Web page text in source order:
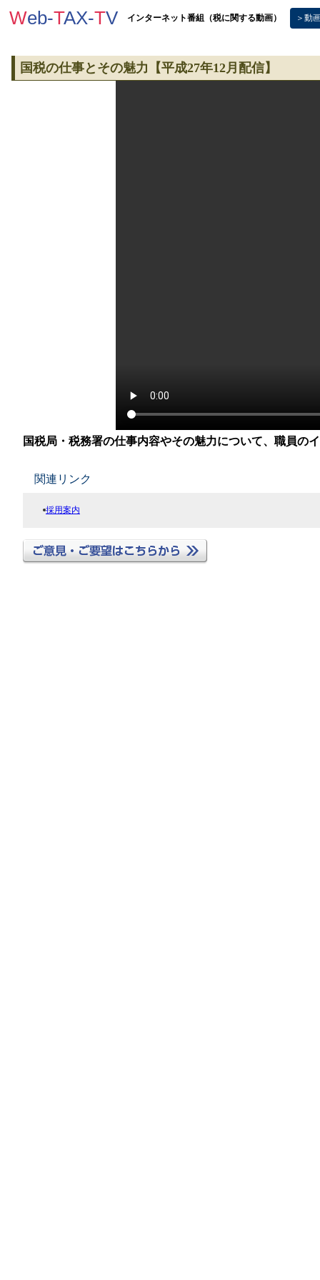
Web-TAX-TV インターネット番組（税に関する動画） ＞動
国税の仕事とその魅力【平成27年12月配信】
国税局・税務署の仕事内容やその魅力について、職員の
関連リンク
採用案内